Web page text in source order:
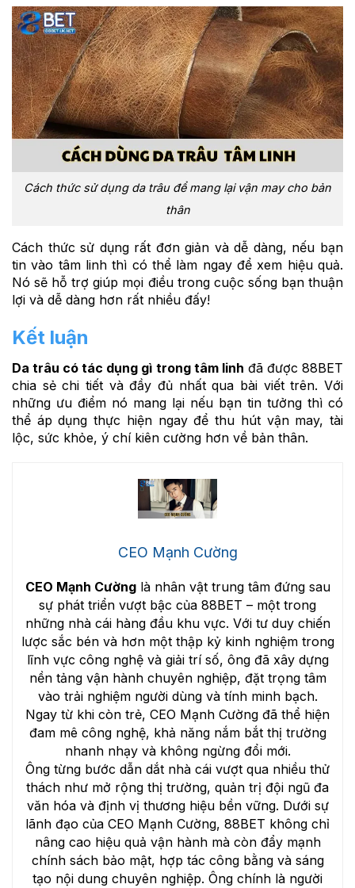
Cách thức sử dụng da trâu để mang lại vận may cho bản
thân
Cách thức sử dụng rất đơn giản và dễ dàng, nếu bạn
tin vào tâm linh thì có thể làm ngay để xem hiệu quả.
Nó sẽ hỗ trợ giúp mọi điều trong cuộc sống bạn thuận
lợi và dễ dàng hơn rất nhiều đấy!
Kết luận
Da trâu có tác dụng gì trong tâm linh đã được 88BET
chia sẻ chi tiết và đầy đủ nhất qua bài viết trên. Với
những ưu điểm nó mang lại nếu bạn tin tưởng thì có
thể áp dụng thực hiện ngay để thu hút vận may, tài
lộc, sức khỏe, ý chí kiên cường hơn về bản thân.
CEO Mạnh Cường
CEO Mạnh Cườnglà nhân vật trung tâm đứng sau
sự phát triển vượt bậc của 88BET – một trong
những nhà cái hàng đầu khu vực. Với tư duy chiến
lược sắc bén và hơn một thập kỷ kinh nghiệm trong
lĩnh vực công nghệ và giải trí số, ông đã xây dựng
nền tảng vận hành chuyên nghiệp, đặt trọng tâm
vào trải nghiệm người dùng và tính minh bạch.
Ngay từ khi còn trẻ, CEO Mạnh Cường đã thể hiện
đam mê công nghệ, khả năng nắm bắt thị trường
nhanh nhạy và không ngừng đổi mới.
Ông từng bước dẫn dắt nhà cái vượt qua nhiều thử
thách như mở rộng thị trường, quản trị đội ngũ đa
văn hóa và định vị thương hiệu bền vững. Dưới sự
lãnh đạo của CEO Mạnh Cường, 88BET không chỉ
nâng cao hiệu quả vận hành mà còn đẩy mạnh
chính sách bảo mật, hợp tác công bằng và sáng
tạo nội dung chuyên nghiệp. Ông chính là người